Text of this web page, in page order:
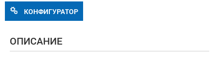
КОНФИГУРАТОР
ОПИСАНИЕ